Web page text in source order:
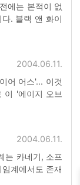
에는 본적이 없
. 블랙 앤 화이
처가 담당
2004.06.11.
어 어스'... 이것
이 '에이지 오브
2004.06.11.
는 카네기, 소프
계에서도 존재